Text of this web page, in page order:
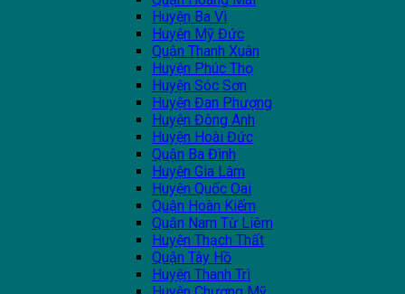
Huyện Ba Vì
Huyện Mỹ Đức
Quận Thanh Xuân
Huyện Phúc Thọ
Huyện Sóc Sơn
Huyện Đan Phượng
Huyện Đông Anh
Huyện Hoài Đức
Quận Ba Đình
Huyện Gia Lâm
Huyện Quốc Oai
Quận Hoàn Kiếm
Quận Nam Từ Liêm
Huyện Thạch Thất
Quận Tây Hồ
Huyện Thanh Trì